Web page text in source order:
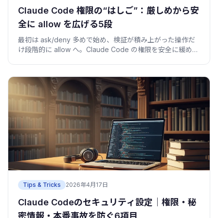
Claude Code 権限の“はしご”：厳しめから安
全に allow を広げる5段
最初は ask/deny 多めで始め、検証が積み上がった操作だ
け段階的に allow へ。Claude Code の権限を安全に緩める
Tips & Tricks 2026年4月17日
Claude Codeのセキュリティ設定｜権限・秘
密情報・本番事故を防ぐ6項目